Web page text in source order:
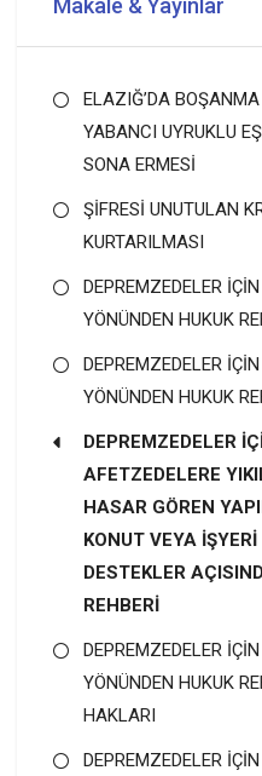
Makale & Yayınlar
ELAZIĞ’DA
YABANCI UYRUKLU
SONA ERMESİ
ŞİFRESİ UNUTULAN
KURTARILMASI
DEPREMZEDELER
YÖNÜNDEN HUKUK
DEPREMZEDELER
YÖNÜNDEN HUKUK
DEPREMZEDELER
AFETZEDELERE
HASAR GÖREN
KONUT VEYA
DESTEKLER
REHBERİ
DEPREMZEDELER
YÖNÜNDEN HUKUK
HAKLARI
DEPREMZEDELER